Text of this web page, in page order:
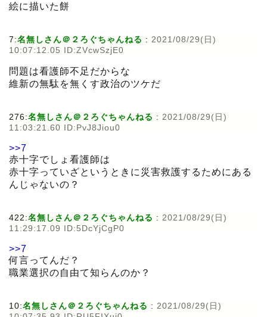
絵に描いた餅
7:名無しさん＠２ろぐちゃんねる : 2021/08/29(日)
10:07:12.05 ID:ZVcwSzjE0
問題は看護師不足だからな
維新の無駄を無くす政治のツケだ
276:名無しさん＠２ろぐちゃんねる : 2021/08/29(日)
11:03:21.60 ID:PvJ8Jiou0
>>7
赤十字でしょ看護師は
赤十字っていざというときに災害救護するためにある
んじゃないの？
422:名無しさん＠２ろぐちゃんねる : 2021/08/29(日)
11:29:17.09 ID:5DcYjCgP0
>>7
何言ってんだ？
職業選択の自由て知らんのか？
10:名無しさん＠２ろぐちゃんねる : 2021/08/29(日)